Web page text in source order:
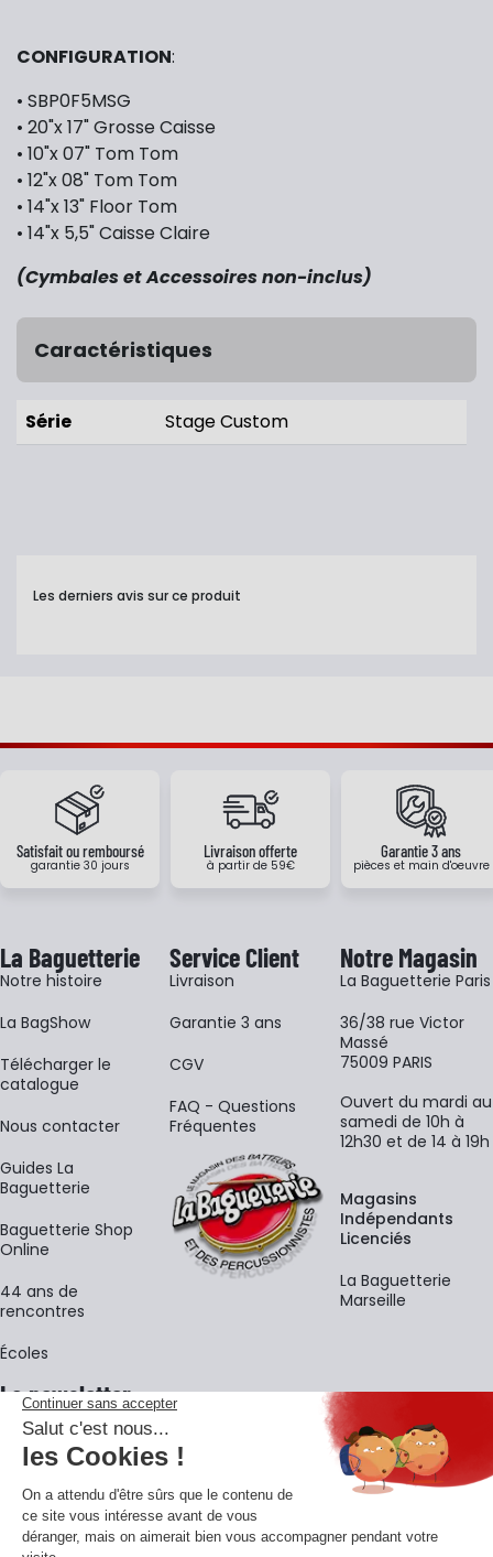
CONFIGURATION:
• SBP0F5MSG
• 20"x 17" Grosse Caisse
• 10"x 07" Tom Tom
• 12"x 08" Tom Tom
• 14"x 13" Floor Tom
• 14"x 5,5" Caisse Claire
(Cymbales et Accessoires non-inclus)
Caractéristiques
Série Stage Custom
Les derniers avis sur ce produit
Satisfait ou remboursé
garantie 30 jours
Livraison offerte
à partir de 59€
Garantie 3 ans
pièces et main d'oeuvre
La Baguetterie
Notre histoire
La BagShow
​Télécharger le
catalogue
Nous contacter
Guides La
Baguetterie
Baguetterie Shop
Online
44 ans de
rencontres
Écoles
Service Client
Livraison
Garantie 3 ans
CGV
FAQ - Questions
Fréquentes
Notre Magasin
La Baguetterie Paris
36/38 rue Victor
Massé
75009 PARIS
Ouvert du mardi au
samedi de 10h à
12h30 et de 14 à 19h
Magasins
Indépendants
Licenciés
La Baguetterie
Marseille
La newsletter
Adresse e-mail
En vous inscrivant à notre newsletter, vous acceptez notrepolitique de
confidentialité.
Retrouvons-nous sur